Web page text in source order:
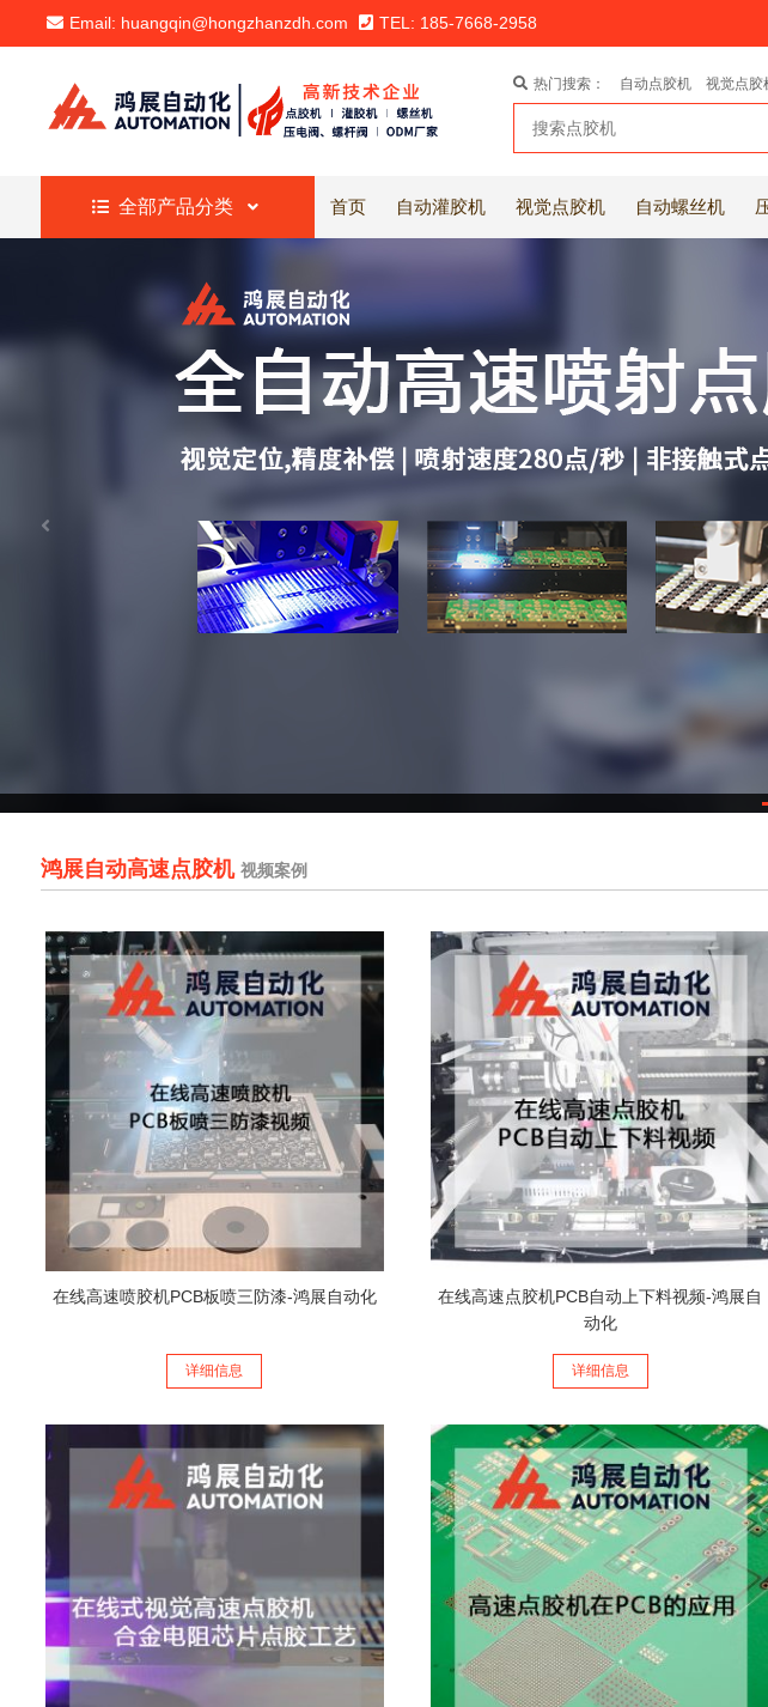
Email: huangqin@hongzhanzdh.com TEL: 185-7668-2958
热门搜索： 自动点胶机 视觉点胶
全部产品分类 首页 自动灌胶机 视觉点胶机 自动螺丝机
鸿展自动高速点胶机 视频案例
在线高速喷胶机PCB板喷三防漆-鸿展自动化
详细信息
在线高速点胶机PCB自动上下料视频-鸿展自
动化
详细信息